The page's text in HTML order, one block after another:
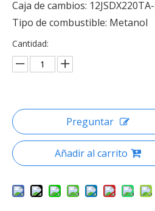
Caja de cambios:
Tipo de combustible: Metanol
Cantidad:
Preguntar
Añadir al carrito